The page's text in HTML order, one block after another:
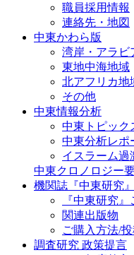
職員採用情報
連絡先・地図
中東かわら版
湾岸・アラビ
東地中海地域
北アフリカ地
その他
中東情報分析
中東トピック
中東分析レポ
イスラーム過
中東クロノロジー
機関誌『中東研究』
『中東研究』
関連出版物
ご購入方法/
調査研究 政策提言